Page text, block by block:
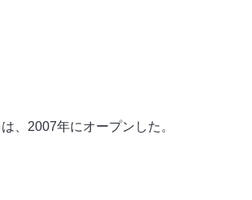
、2007年にオープンした。